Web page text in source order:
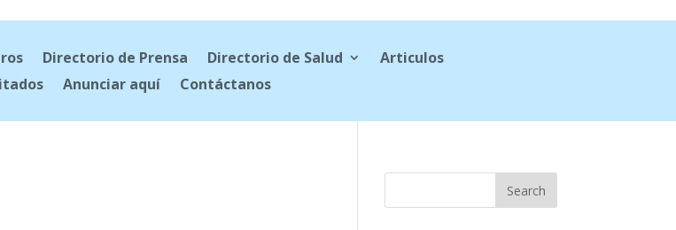
Directorio de Prensa Directorio de Salud
Articulos
Anunciar aquí Contáctanos